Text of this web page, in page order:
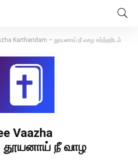
Kartharidam – தூயனாய் நீ வாழ கர்த்தரிடம்
Vaazha
தூயனாய் நீ வாழ